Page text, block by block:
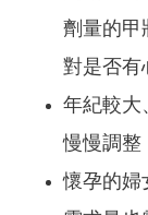
劑量的甲
對是否有
年紀較大
慢慢調整
懷孕的婦